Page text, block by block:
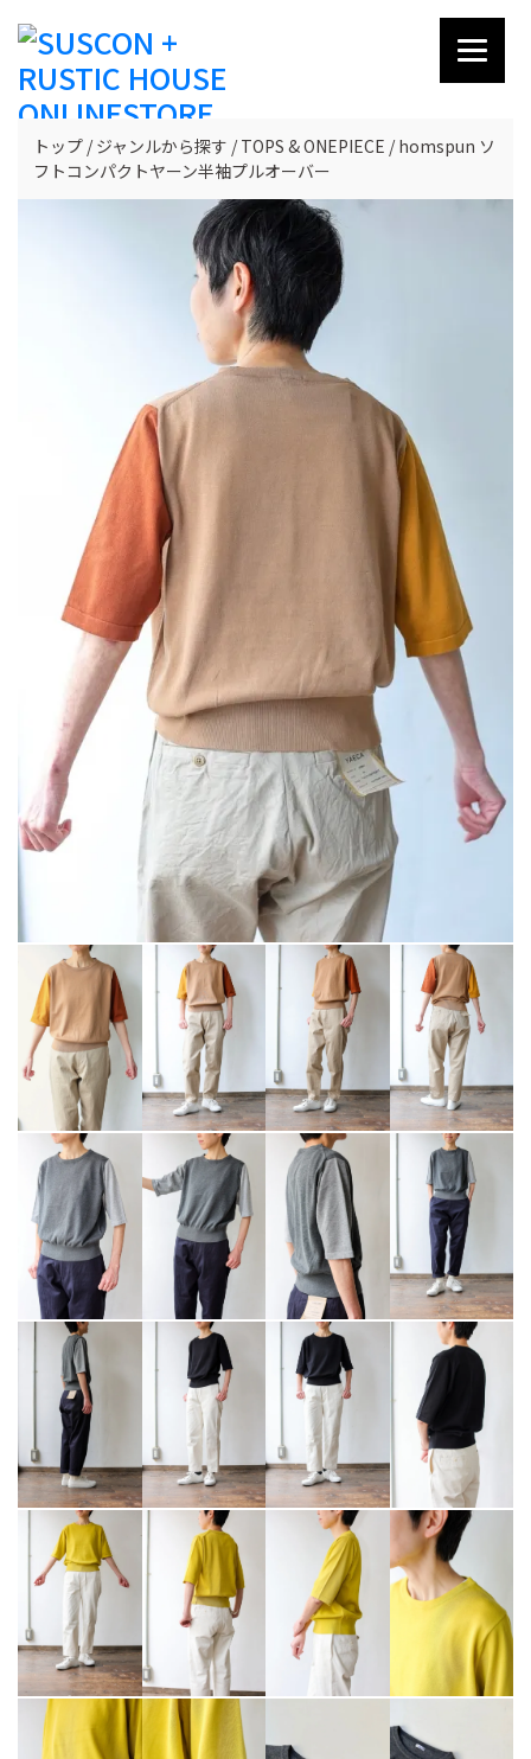
トップ ジャンルから探す TOPS & ONEPIECE
homspun ソ
フトコンパクトヤーン半袖プルオーバー